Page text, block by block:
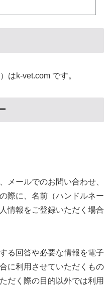
はk-vet.com です。
メールでのお問い合わせ、
際に、名前（ハンドルネー
情報をご登録いただく場合
る回答や必要な情報を電子
に利用させていただくもの
だく際の目的以外では利用